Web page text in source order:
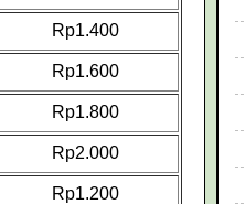
Rp1.400
Rp1.600
Rp1.800
Rp2.000
Rp1.200